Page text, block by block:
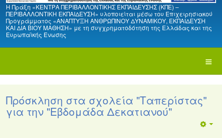
Η Πράξη «ΚΕΝΤΡΑ ΠΕΡΙΒΑΛΛΟΝΤΙΚΗΣ ΕΚΠΑΙΔΕΥΣΗΣ (ΚΠΕ) –
ΠΕΡΙΒΑΛΛΟΝΤΙΚΗ ΕΚΠΑΙΔΕΥΣΗ» υλοποιείται μέσω του Επιχειρησιακού
Προγράμματος «ΑΝΑΠΤΥΞΗ ΑΝΘΡΩΠΙΝΟΥ ΔΥΝΑΜΙΚΟΥ, ΕΚΠΑΙΔΕΥΣΗ
ΚΑΙ ΔΙΑ ΒΙΟΥ ΜΑΘΗΣΗ» με τη συγχρηματοδότηση της Ελλάδας και της
Ευρωπαϊκής Ένωσης
Πρόσκληση στα σχολεία "Ταπερίστας"
για την "Εβδομάδα Δεκατιανού"